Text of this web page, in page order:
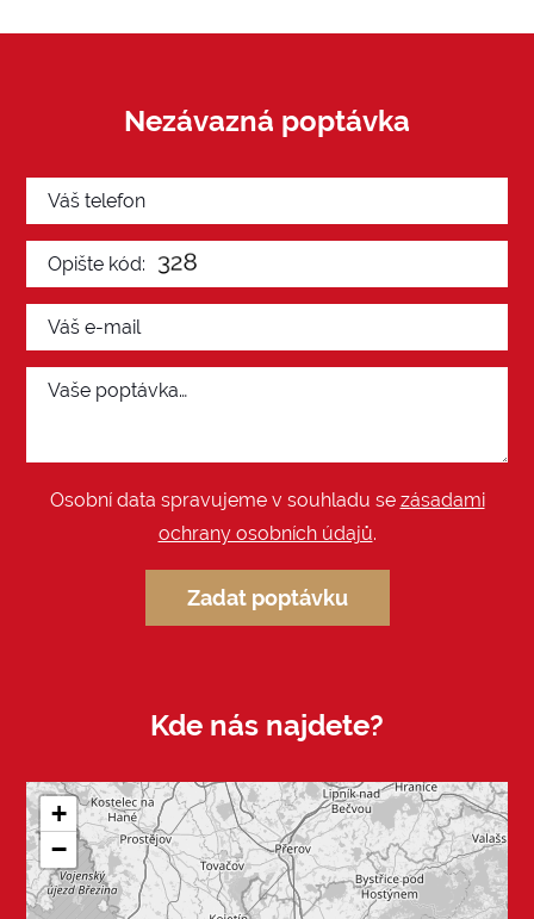
Nezávazná poptávka
Osobní data spravujeme v souhladu se zásadami
ochrany osobních údajů.
Zadat poptávku
Kde nás najdete?
+
−